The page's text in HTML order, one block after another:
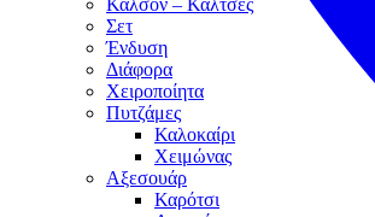
Καλσόν – Κάλτσες
Σετ
Ένδυση
Διάφορα
Χειροποίητα
Πυτζάμες
Καλοκαίρι
Χειμώνας
Αξεσουάρ
Καρότσι